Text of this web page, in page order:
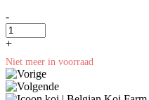
-
+
Niet meer in voorraad